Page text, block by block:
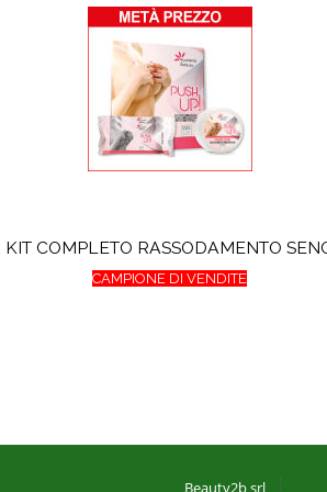
KIT COMPLETO RASSODAMENTO
CAMPIONE DI VENDITE
Beauty2b srl